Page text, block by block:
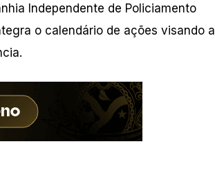
Independente de Policiamento
o calendário de ações visando a